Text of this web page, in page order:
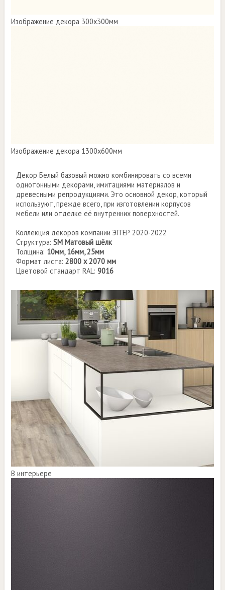
Изображение декора 300х300мм
Изображение декора 1300х600мм
Декор Белый базовый можно комбинировать со всеми
однотонными декорами, имитациями материалов и
древесными репродукциями. Это основной декор, который
используют, прежде всего, при изготовлении корпусов
мебели или отделке её внутренних поверхностей.
Коллекция декоров компании ЭГГЕР 2020-2022
Структура:SM Матовый шёлк
Толщина: 10мм, 16мм, 25мм
Формат листа:2800 х 2070 мм
Цветовой стандарт RAL:9016
В интерьере